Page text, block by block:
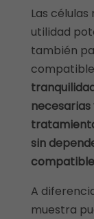
Las
utilidad
también
sin
A
muestra